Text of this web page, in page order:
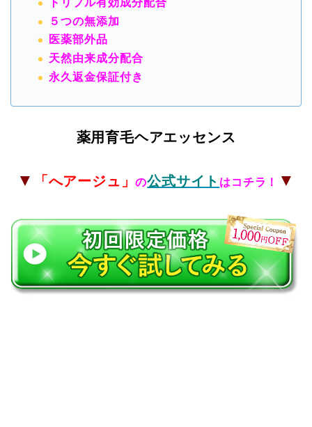
トリプル有効成分配合
５つの無添加
医薬部外品
天然由来成分配合
永久返金保証付き
薬用育毛ヘアエッセンス
▼ 「へアージュ 」の公式サイト はコチラ！ ▼